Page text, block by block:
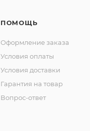
ПОМОЩЬ
Оформление заказа
Условия оплаты
Условия доставки
Гарантия на товар
Вопрос-ответ